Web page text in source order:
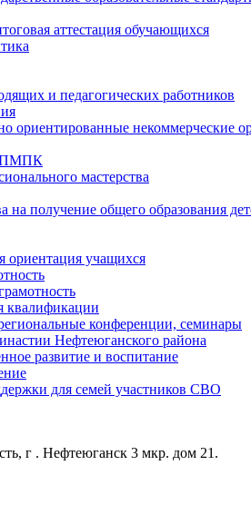
аттестация обучающихся
и педагогических работников
ориентированные некоммерческие
ПМПК
мастерства
на получение общего образования
ориентация учащихся
конференции, семинары
Нефтеюганского района
развитие и воспитание
для семей участников СВО
г . Нефтеюганск 3 мкр. дом 21.